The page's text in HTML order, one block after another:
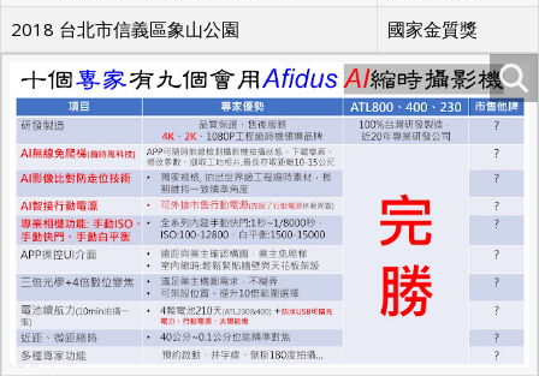
2018 台北市信義區象山公園
國家金質獎